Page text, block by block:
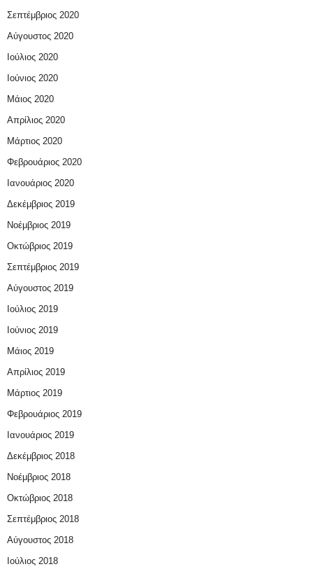
Σεπτέμβριος 2020
Αύγουστος 2020
Ιούλιος 2020
Ιούνιος 2020
Μάιος 2020
Απρίλιος 2020
Μάρτιος 2020
Φεβρουάριος 2020
Ιανουάριος 2020
Δεκέμβριος 2019
Νοέμβριος 2019
Οκτώβριος 2019
Σεπτέμβριος 2019
Αύγουστος 2019
Ιούλιος 2019
Ιούνιος 2019
Μάιος 2019
Απρίλιος 2019
Μάρτιος 2019
Φεβρουάριος 2019
Ιανουάριος 2019
Δεκέμβριος 2018
Νοέμβριος 2018
Οκτώβριος 2018
Σεπτέμβριος 2018
Αύγουστος 2018
Ιούλιος 2018